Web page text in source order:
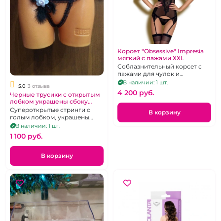
5.0 3 отзыва
Черные трусики с открытым
лобком украшены сбоку
перышком и розовым
цветком
Супероткрытые стринги с
голым лобком, украшены
«заколкой», р. 42-44
В наличии: 1 шт.
1 100 pуб.
В корзину
Корсет "Obsessive" Impresia
мягкий с пажами ХXL
Соблазнительный корсет с
пажами для чулок и
трусиками без доступа
чёрного цвета.
В наличии: 1 шт.
4 200 pуб.
В корзину